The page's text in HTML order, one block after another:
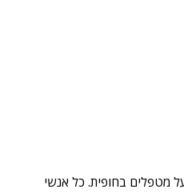
מטפלים בחופית. כל אנשי